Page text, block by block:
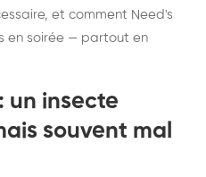
et comment Need's
en soirée — partout en
un insecte
souvent mal